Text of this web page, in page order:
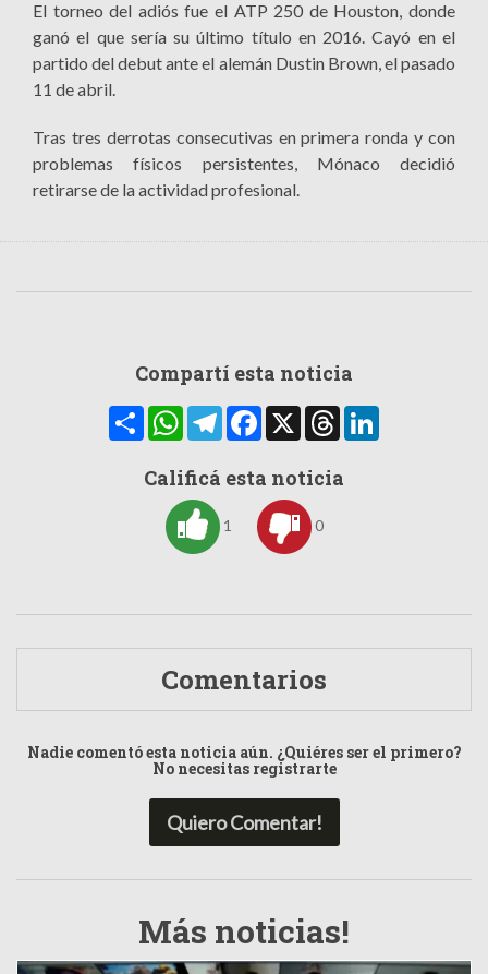
El torneo del adiós fue el ATP 250 de Houston, donde
ganó el que sería su último título en 2016. Cayó en el
partido del debut ante el alemán Dustin Brown, el pasado
11 de abril.
Tras tres derrotas consecutivas en primera ronda y con
problemas físicos persistentes, Mónaco decidió
retirarse de la actividad profesional.
Compartí esta noticia
CompartirWhatsAppTelegramFacebook
X Threads
Calificá esta noticia
1 0
Comentarios
Nadie comentó esta noticia aún. ¿Quiéres ser el primero?
No necesitas registrarte
Quiero Comentar!
Más noticias!